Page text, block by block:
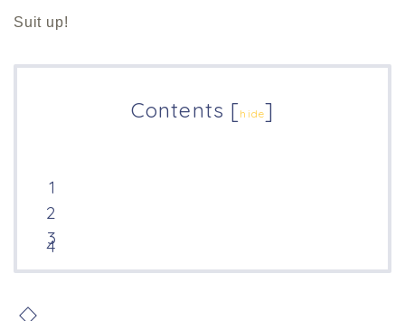
Suit up!
Contents [hide]